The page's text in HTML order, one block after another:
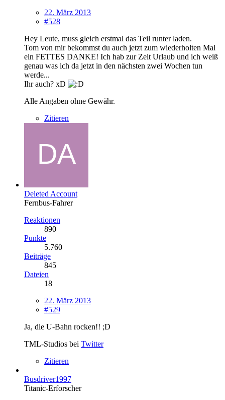
22. März 2013
#528
Hey Leute, muss gleich erstmal das Teil runter laden.
Tom von mir bekommst du auch jetzt zum wiederholten Mal
ein FETTES DANKE! Ich hab zur Zeit Urlaub und ich weiß
genau was ich da jetzt in den nächsten zwei Wochen tun
werde...
Ihr auch? xD
Alle Angaben ohne Gewähr.
Zitieren
Deleted Account
Fernbus-Fahrer
Reaktionen
890
Punkte
5.760
Beiträge
845
Dateien
18
22. März 2013
#529
Ja, die U-Bahn rocken!! ;D
TML-Studios bei Twitter
Zitieren
Busdriver1997
Titanic-Erforscher